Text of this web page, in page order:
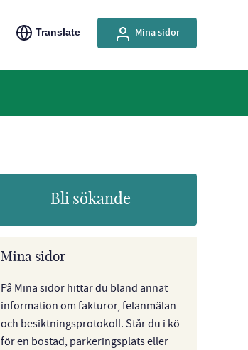
Translate Mina sidor
Bli sökande
Mina sidor
På Mina sidor hittar du bland annat
information om fakturor, felanmälan
och besiktningsprotokoll. Står du i kö
för en bostad, parkeringsplats eller